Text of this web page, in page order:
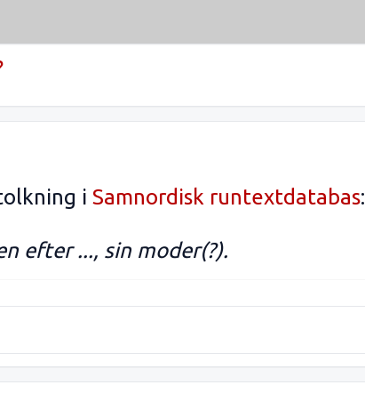
i Samnordisk runtextdatabas:
efter ..., sin moder(?).